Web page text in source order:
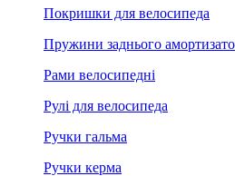
Покришки для велосипеда
Пружини заднього
Рами велосипедні
Рулі для велосипеда
Ручки гальма
Ручки керма